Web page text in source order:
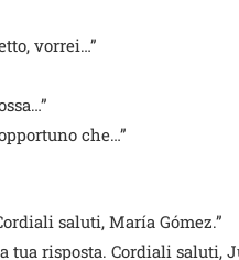
vorrei…”
che…”
saluti, María Gómez.”
tua risposta. Cordiali saluti,